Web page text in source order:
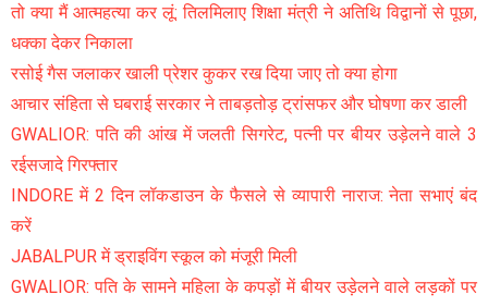
तो क्या मैं आत्महत्या कर लूं: तिलमिलाए शिक्षा मंत्री ने अतिथि विद्वानों से पूछा,
धक्का देकर निकाला
रसोई गैस जलाकर खाली प्रेशर कुकर रख दिया जाए तो क्या होगा
आचार संहिता से घबराई सरकार ने ताबड़तोड़ ट्रांसफर और घोषणा कर डाली
GWALIOR: पति की आंख में जलती सिगरेट, पत्नी पर बीयर उड़ेलने वाले 3
रईसजादे गिरफ्तार
INDORE में 2 दिन लॉकडाउन के फैसले से व्यापारी नाराज: नेता सभाएं बंद
करें
JABALPUR में ड्राइविंग स्कूल को मंजूरी मिली
GWALIOR: पति के सामने महिला के कपड़ों में बीयर उड़ेलने वाले लड़कों पर